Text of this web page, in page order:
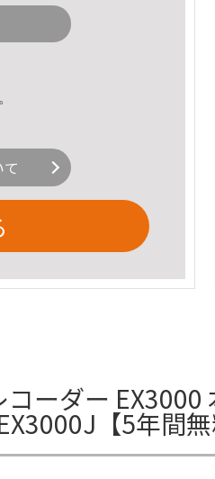
ーダー EX3000
【5年間